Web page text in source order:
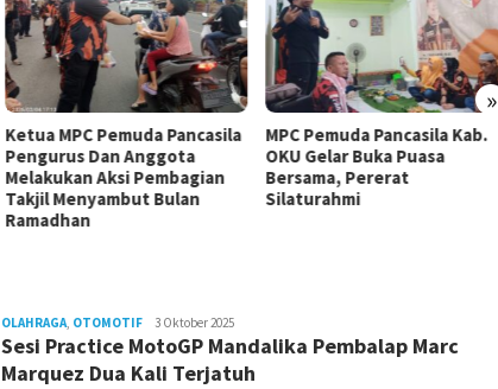
»
Ketua MPC Pemuda Pancasila
Pengurus Dan Anggota
Melakukan Aksi Pembagian
Takjil Menyambut Bulan
Ramadhan
MPC Pemuda Pancasila Kab.
OKU Gelar Buka Puasa
Bersama, Pererat
Silaturahmi
OLAHRAGA, OTOMOTIF Alfiansyah
Hasan
3 Oktober 2025
Sesi Practice MotoGP Mandalika Pembalap Marc
Marquez Dua Kali Terjatuh